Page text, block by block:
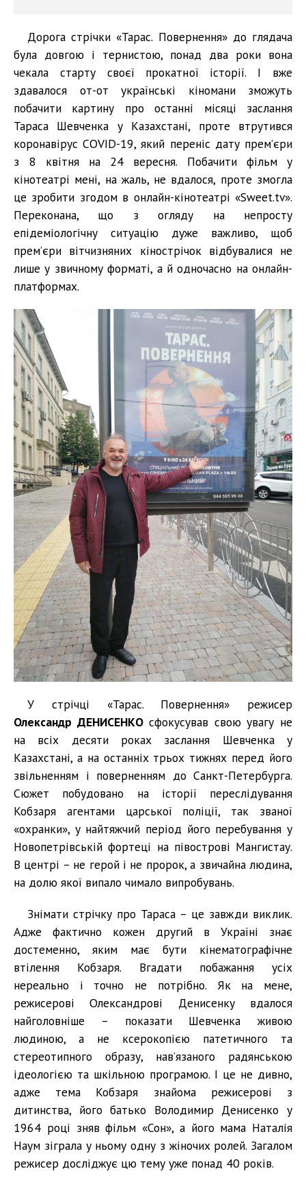
Дорога стрічки «Тарас. Повернення» до глядача
була довгою і тернистою, понад два роки вона
чекала старту своєї прокатної історії. І вже
здавалося от-от українські кіномани зможуть
побачити картину про останні місяці заслання
Тараса Шевченка у Казахстані, проте втрутився
коронавірус COVID-19, який переніс дату прем’єри
з 8 квітня на 24 вересня. Побачити фільм у
кінотеатрі мені, на жаль, не вдалося, проте змогла
це зробити згодом в онлайн-кінотеатрі «Sweet.tv».
Переконана, що з огляду на непросту
епідеміологічну ситуацію дуже важливо, щоб
прем’єри вітчизняних кінострічок відбувалися не
лише у звичному форматі, а й одночасно на онлайн-
платформах.
У стрічці «Тарас. Повернення» режисер
Олександр ДЕНИСЕНКОсфокусував свою увагу не
на всіх десяти роках заслання Шевченка у
Казахстані, а на останніх трьох тижнях перед його
звільненням і поверненням до Санкт-Петербурга.
Сюжет побудовано на історії переслідування
Кобзаря агентами царської поліції, так званої
«охранки», у найтяжчий період його перебування у
Новопетрівській фортеці на півострові Мангистау.
В центрі – не герой і не пророк, а звичайна людина,
на долю якої випало чимало випробувань.
Знімати стрічку про Тараса – це завжди виклик.
Адже фактично кожен другий в Україні знає
достеменно, яким має бути кінематографічне
втілення Кобзаря. Вгадати побажання усіх
нереально і точно не потрібно. Як на мене,
режисерові Олександрові Денисенку вдалося
найголовніше – показати Шевченка живою
людиною, а не ксерокопією патетичного та
стереотипного образу, нав’язаного радянською
ідеологією та шкільною програмою. І це не дивно,
адже тема Кобзаря знайома режисерові з
дитинства, його батько Володимир Денисенко у
1964 році зняв фільм «Сон», а його мама Наталія
Наум зіграла у ньому одну з жіночих ролей. Загалом
режисер досліджує цю тему уже понад 40 років.